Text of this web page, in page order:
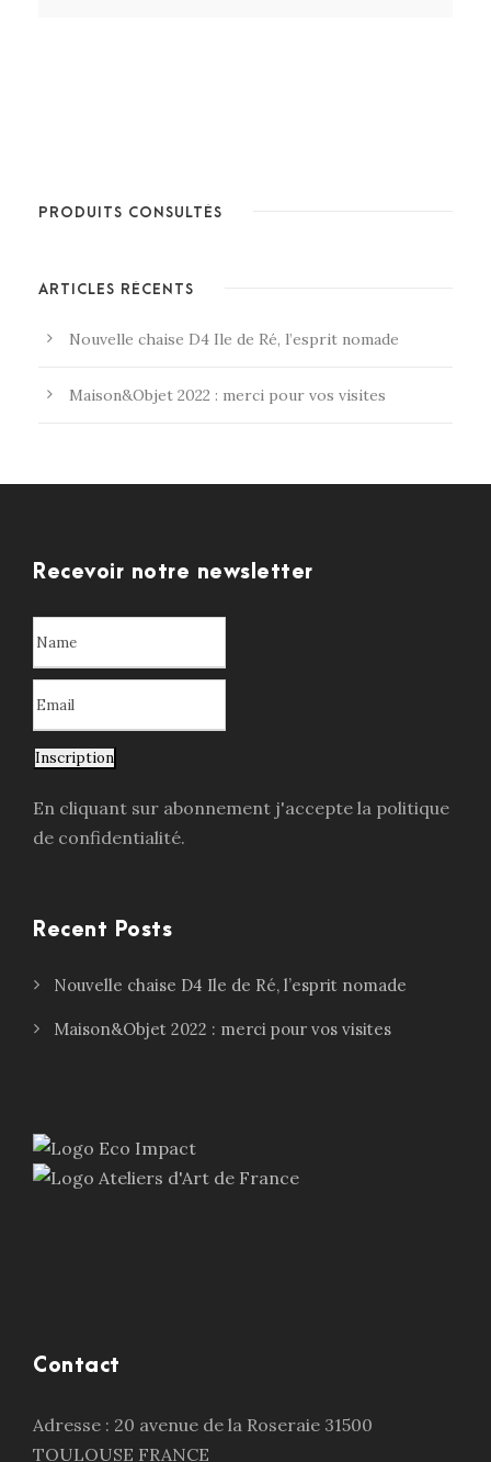
PRODUITS CONSULTÉS
ARTICLES RÉCENTS
Nouvelle chaise D4 Ile de Ré, l’esprit nomade
Maison&Objet 2022 : merci pour vos visites
Recevoir notre newsletter
Inscription
En cliquant sur abonnement j'accepte la politique
de confidentialité.
Recent Posts
Nouvelle chaise D4 Ile de Ré, l’esprit nomade
Maison&Objet 2022 : merci pour vos visites
Contact
Adresse : 20 avenue de la Roseraie 31500
TOULOUSE FRANCE